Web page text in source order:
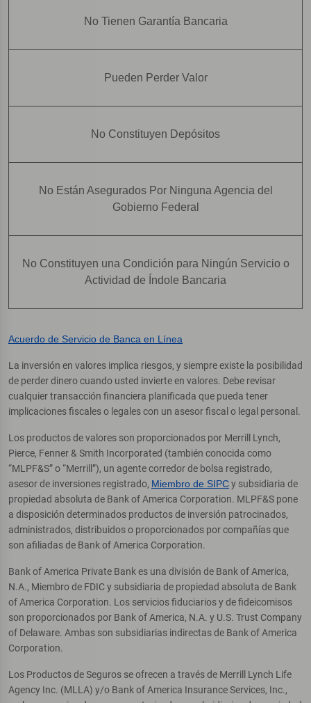
No Tienen Garantía Bancaria
Pueden Perder Valor
No Constituyen Depósitos
No Están Asegurados Por Ninguna Agencia del
Gobierno Federal
No Constituyen una Condición para Ningún Servicio o
Actividad de Índole Bancaria
Acuerdo de Servicio de Banca en Línea
La inversión en valores implica riesgos, y siempre existe la posibilidad
de perder dinero cuando usted invierte en valores. Debe revisar
cualquier transacción financiera planificada que pueda tener
implicaciones fiscales o legales con un asesor fiscal o legal personal.
Los productos de valores son proporcionados por Merrill Lynch,
Pierce, Fenner & Smith Incorporated (también conocida como
“MLPF&S” o “Merrill”), un agente corredor de bolsa registrado,
asesor de inversiones registrado, Miembro de SIPCy subsidiaria de
propiedad absoluta de Bank of America Corporation. MLPF&S pone
a disposición determinados productos de inversión patrocinados,
administrados, distribuidos o proporcionados por compañías que
son afiliadas de Bank of America Corporation.
Bank of America Private Bank es una división de Bank of America,
N.A., Miembro de FDIC y subsidiaria de propiedad absoluta de Bank
of America Corporation. Los servicios fiduciarios y de fideicomisos
son proporcionados por Bank of America, N.A. y U.S. Trust Company
of Delaware. Ambas son subsidiarias indirectas de Bank of America
Corporation.
Los Productos de Seguros se ofrecen a través de Merrill Lynch Life
Agency Inc. (MLLA) y/o Bank of America Insurance Services, Inc.,